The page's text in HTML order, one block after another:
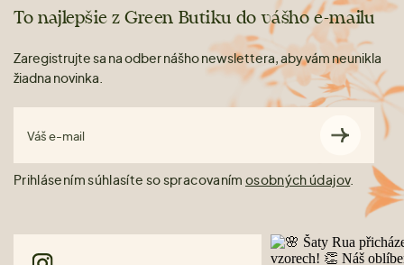
To najlepšie z Green Butiku do vášho e-mailu
Zaregistrujte sa na odber nášho newslettera, aby vám neunikla
žiadna novinka.
Váš e-mail
Prihlásením súhlasíte so spracovaním osobných údajov.